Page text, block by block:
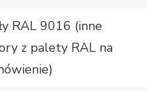
RAL 9016 (inne
z palety RAL na